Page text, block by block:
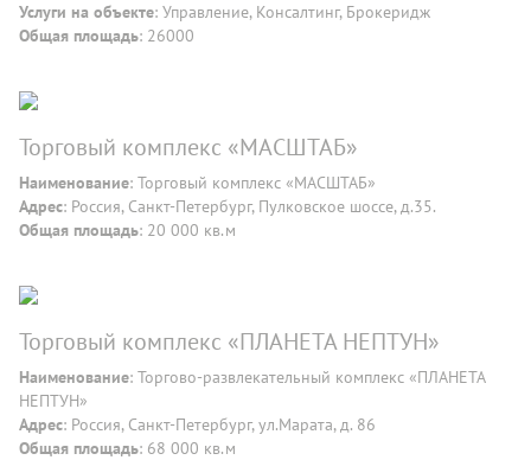
Услуги на объекте: Управление, Консалтинг, Брокеридж
Общая площадь: 26000
Торговый комплекс «МАСШТАБ»
Наименование: Торговый комплекс «МАСШТАБ»
Адрес: Россия, Санкт-Петербург, Пулковское шоссе, д.35.
Общая площадь: 20 000 кв.м
Торговый комплекс «ПЛАНЕТА НЕПТУН»
Наименование: Торгово-развлекательный комплекс «ПЛАНЕТА
НЕПТУН»
Адрес: Россия, Санкт-Петербург, ул.Марата, д. 86
Общая площадь: 68 000 кв.м